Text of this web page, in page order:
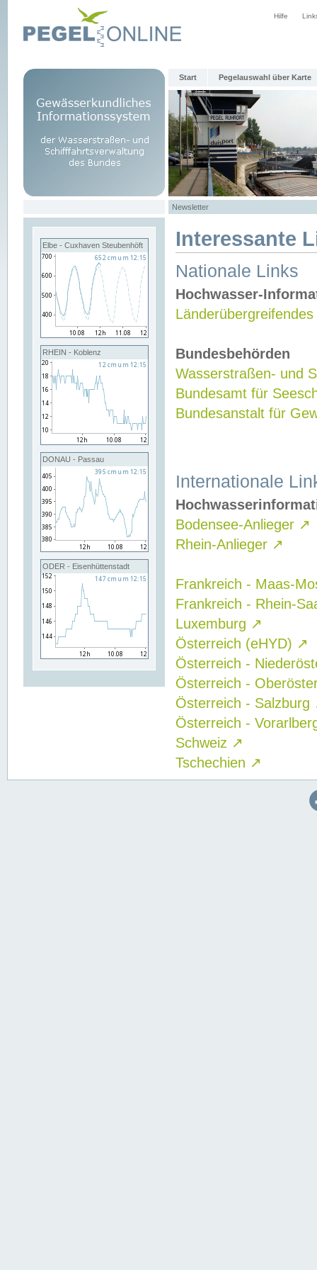
Hilfe
Start Pegelauswahl über Karte
Newsletter
Elbe - Cuxhaven Steubenhöft
RHEIN - Koblenz
DONAU - Passau
ODER - Eisenhüttenstadt
Interessante
Nationale Links
Hochwasser-
Bundesbehörden
Wasserstraßen- und
Bundesamt für
Bundesanstalt für
Internationale
Bodensee-Anlieger ↗
Rhein-Anlieger ↗
Frankreich - Maas-
Frankreich - Rhein-
Luxemburg ↗
Österreich (eHYD) ↗
Österreich -
Österreich -
Österreich - Salzburg
Österreich -
Schweiz ↗
Tschechien ↗